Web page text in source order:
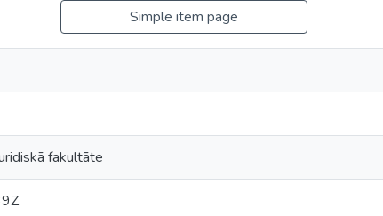
Simple item page
fakultāte